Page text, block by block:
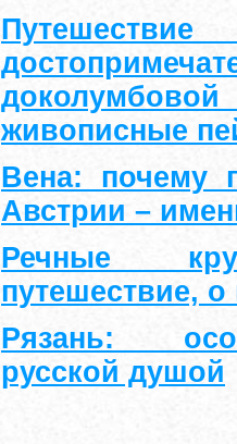
живописные
Вена: почему
Австрии –
Речные
путешествие,
Рязань:
русской душой